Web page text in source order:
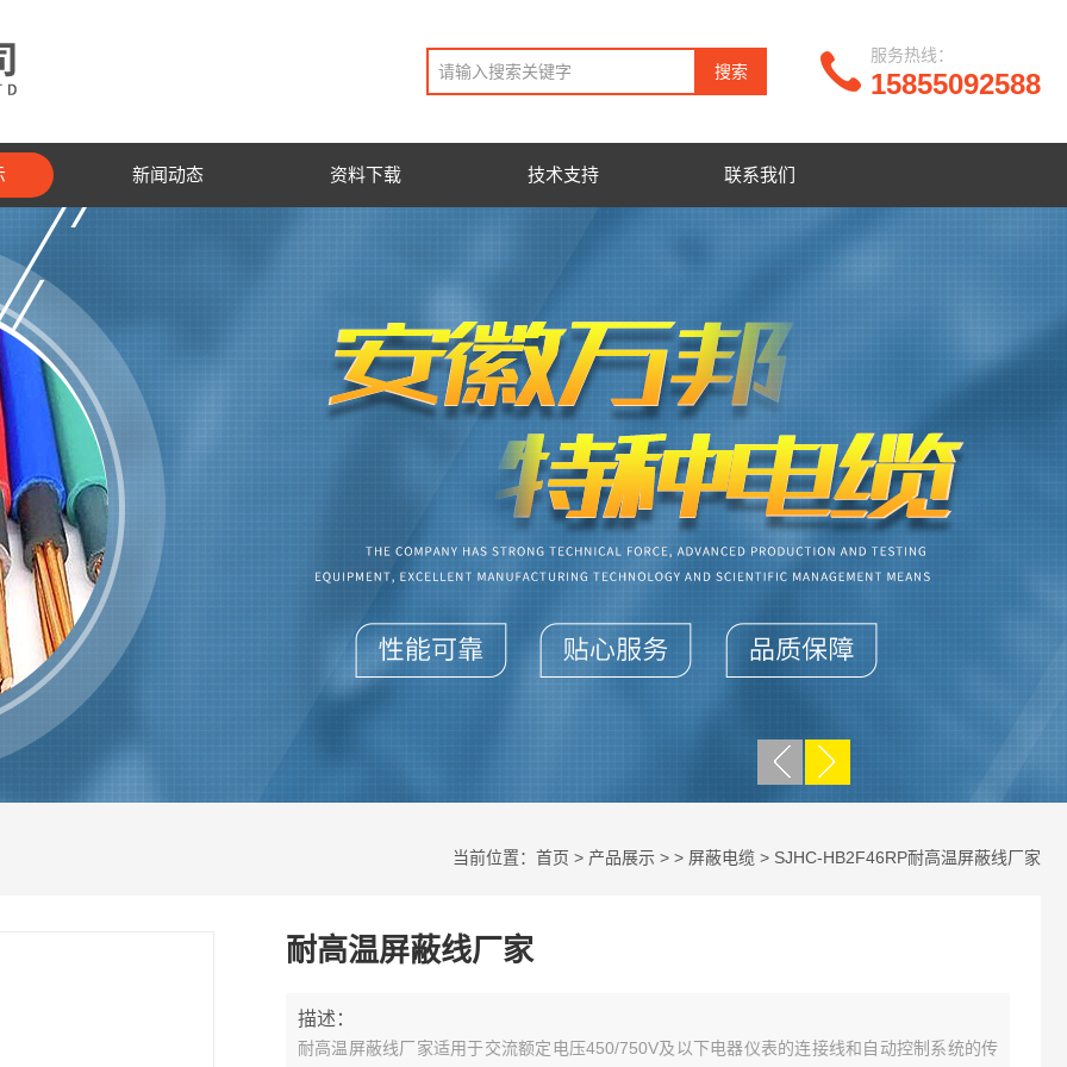
15855092588
服务热线：
新闻动态 资料下载 技术支持 联系我们
当前位置： 首页 > 产品展示 > > 屏蔽电缆 > SJHC-HB2F46RP耐高温屏蔽线厂家
耐高温屏蔽线厂家
描述：
耐高温屏蔽线厂家适用于交流额定电压450/750V及以下电器仪表的连接线和自动控制系统的传